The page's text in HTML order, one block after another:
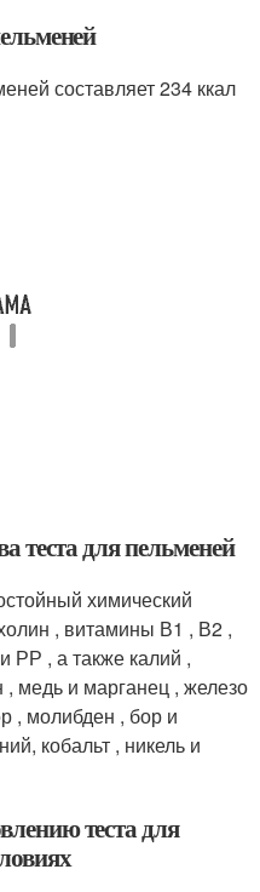
составляет 234 ккал
теста для пельменей
химический
, витамины В1 , В2 ,
РР , а также калий ,
, медь и марганец , железо
, молибден , бор и
кобальт , никель и
теста для